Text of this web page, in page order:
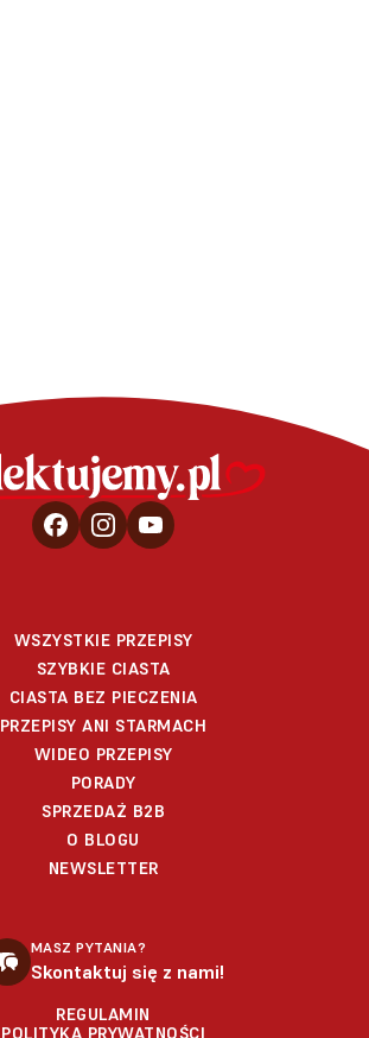
WSZYSTKIE PRZEPISY
SZYBKIE CIASTA
CIASTA BEZ PIECZENIA
PRZEPISY ANI STARMACH
WIDEO PRZEPISY
PORADY
SPRZEDAŻ B2B
O BLOGU
NEWSLETTER
MASZ PYTANIA?
Skontaktuj się z nami!
REGULAMIN
POLITYKA PRYWATNOŚCI